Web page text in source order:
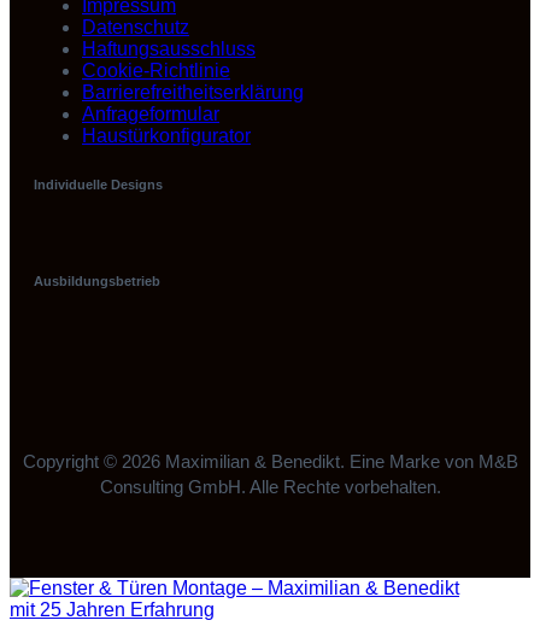
Impressum
Datenschutz
Haftungsausschluss
Cookie-Richtlinie
Barrierefreitheitserklärung
Anfrageformular
Haustürkonfigurator
Individuelle Designs
Ausbildungsbetrieb
Copyright © 2026 Maximilian & Benedikt. Eine Marke von M&B
Consulting GmbH. Alle Rechte vorbehalten.